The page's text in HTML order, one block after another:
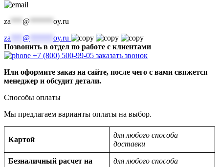
za @
oy.ru
za
@
oy.ru
Позвонить в отдел по работе с клиентами
+7 (800) 500-99-05 заказать звонок
Или оформите заказ на сайте, после чего с вами свяжется
менеджер и обсудит детали.
Способы оплаты
Мы предлагаем варианты оплаты на выбор.
Картой
для любого способа
доставки
Безналичный расчет на
для любого способа